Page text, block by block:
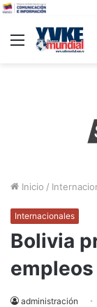
Menu
Inicio /
Internacionales
Bolivia
administración